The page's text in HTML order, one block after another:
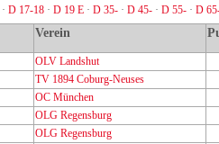
· D 17-18 · D 19 E · D 35- · D 45- · D 55- · D
Verein
OLV Landshut
TV 1894 Coburg-Neuses
OC München
OLG Regensburg
OLG Regensburg